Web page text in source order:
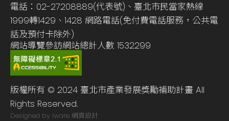
電話：02-27208889(代表號)、臺北市民當家熱線
1999轉1429、1428 網路電話(免付費電話服務，公共電
話及預付卡除外)
網站導覽參訪網站總計人數 1532299
版權所有 © 2024 臺北市產業發展獎勵補助計畫 All
Rights Reserved.
Designed by iware 網頁設計